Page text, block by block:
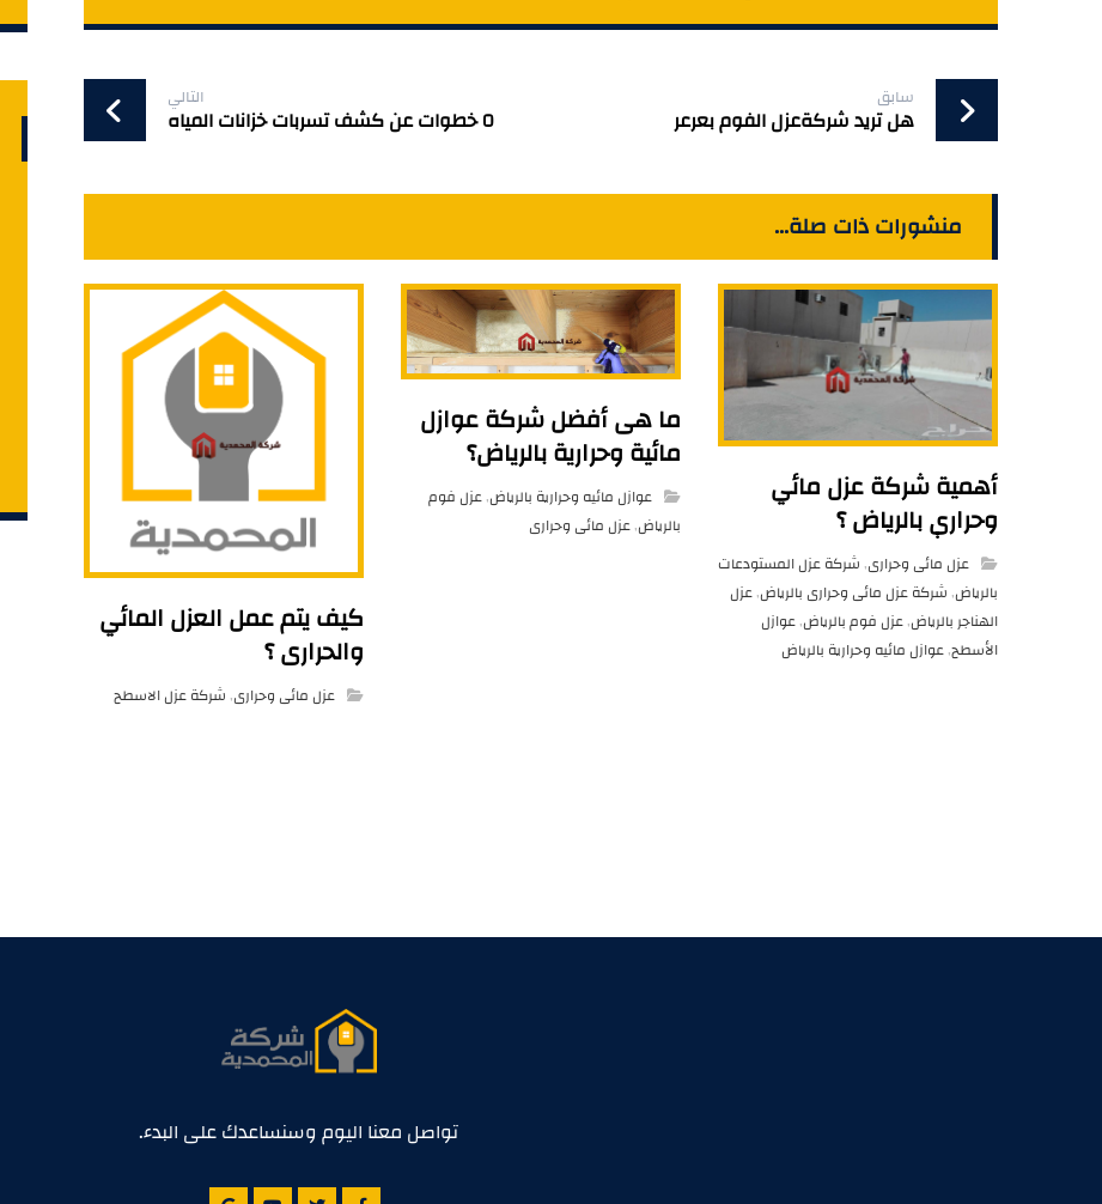
سابق
هل تريد شركةعزل الفوم بعرعر
التالي
٥ خطوات عن كشف تسربات خزانات المياه
منشورات ذات صلة...
أهمية شركة عزل مائي
وحراري بالرياض ؟
عزل مائى وحرارى, شركة عزل المستودعات
بالرياض, شركة عزل مائى وحرارى بالرياض,عزل
الهناجر بالرياض,عزل فوم بالرياض,عوازل
الأسطح,عوازل مائيه وحرارية بالرياض
ما هى أفضل شركة عوازل
مائية وحرارية بالرياض؟
عوازل مائيه وحرارية بالرياض,عزل فوم
بالرياض,عزل مائى وحرارى
كيف يتم عمل العزل المائي
والحرارى ؟
عزل مائى وحرارى, شركة عزل الاسطح
تواصل معنا اليوم وسنساعدك على البدء.